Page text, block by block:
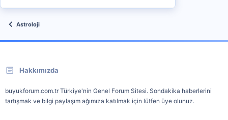
Astroloji
Hakkımızda
buyukforum.com.tr Türkiye'nin Genel Forum Sitesi. Sondakika haberlerini
tartışmak ve bilgi paylaşım ağımıza katılmak için lütfen üye olunuz.